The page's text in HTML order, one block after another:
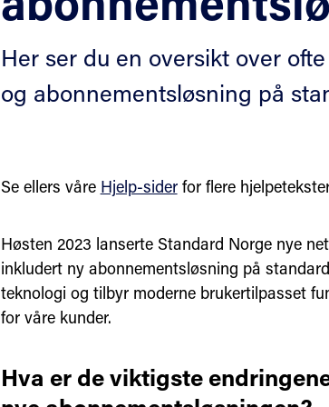
Her ser du en oversikt over
og abonnementsløsning på
Se ellers våre Hjelp-siderfor flere
Høsten 2023 lanserte Standard Norge nye
inkludert ny abonnementsløsning på
teknologi og tilbyr moderne brukertilpasset
for våre kunder.
Hva er de viktigste